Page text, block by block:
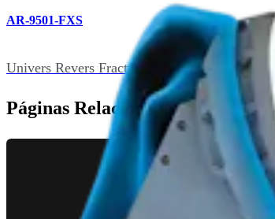
AR-9501-FXS
Univers Revers Fracture Adapter Instrument Set
Páginas Relacionadas